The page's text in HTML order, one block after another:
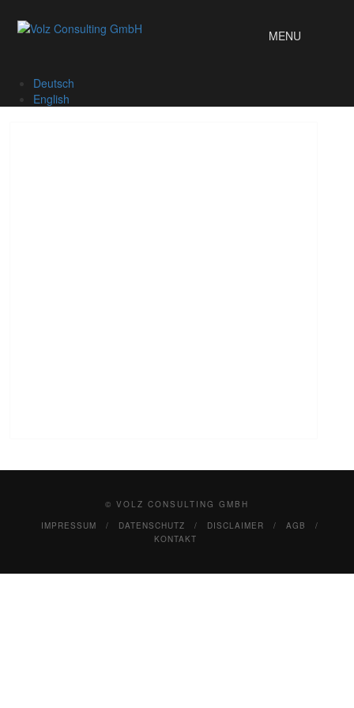
MENU
Deutsch
English
© VOLZ CONSULTING GMBH
IMPRESSUM
DATENSCHUTZ DISCLAIMER
AGB
KONTAKT